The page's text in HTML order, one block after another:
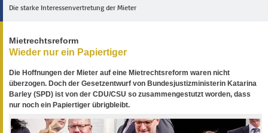
Die starke Interessenvertretung der Mieter
Mietrechtsreform
Wieder nur ein Papiertiger
Die Hoffnungen der Mieter auf eine Mietrechtsreform waren nicht
überzogen. Doch der Gesetzentwurf von Bundesjustizministerin Katarina
Barley (SPD) ist von der CDU/CSU so zusammengestutzt worden, dass
nur noch ein Papiertiger übrigbleibt.